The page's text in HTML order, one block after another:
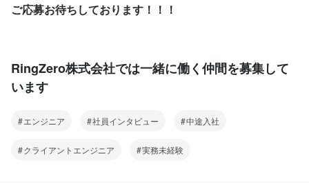
ご応募お待ちしております！！！
RingZero株式会社では一緒に働く仲間を募集して
います
エンジニア 社員インタビュー 中途入社
クライアントエンジニア 実務未経験